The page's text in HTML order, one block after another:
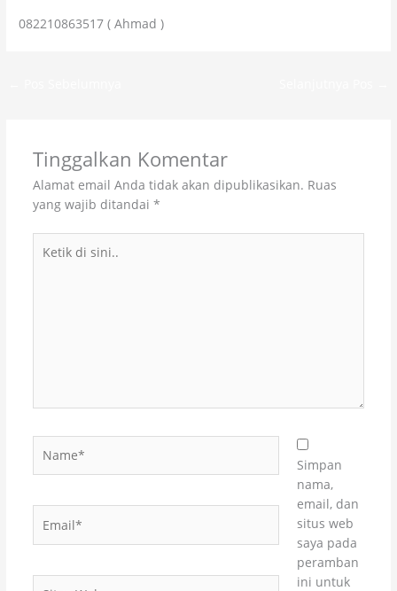
082210863517 ( Ahmad )
Tinggalkan Komentar
Alamat email Anda tidak akan dipublikasikan. Ruas
yang wajib ditandai *
Simpan
nama,
email, dan
situs web
saya pada
peramban
ini untuk